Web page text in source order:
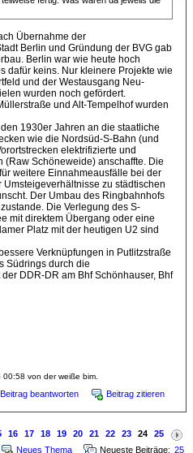
Übernahme der
Berlin und Gründung der BVG gab
Berlin war wie heute hoch
dafür keins. Nur kleinere Projekte wie
und der Westausgang Neu-
wurden noch gefördert.
und Alt-Tempelhof wurden
1930er Jahren an die staatliche
wie die Nordsüd-S-Bahn (und
elektrifizierte und
(Raw Schöneweide) anschaffte. Die
weitere Einnahmeausfälle bei der
Umsteigeverhältnisse zu städtischen
Der Umbau des Ringbahnhofs
Die Verlegung des S-
mit direktem Übergang oder eine
Platz mit der heutigen U2 sind
Verknüpfungen in Putlitzstraße
Südrings durch die
DDR-DR am Bhf Schönhauser, Bhf
von der weiße bim.
Beitrag beantworten Beitrag zitieren
16 17 18 19 20 21 22 23 24
25
Neues Thema Neueste Beiträge: 25